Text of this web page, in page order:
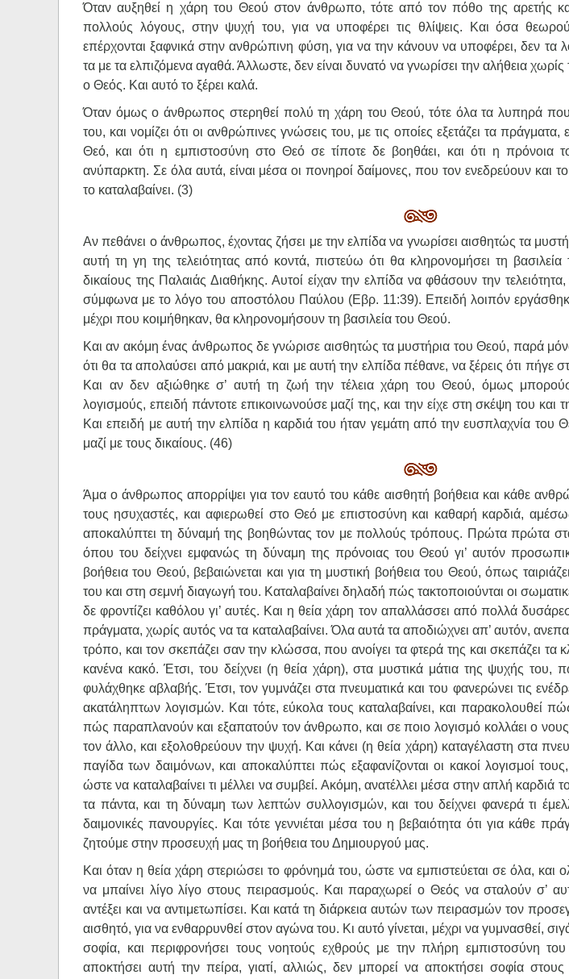
Όταν αυξηθεί η χάρη του Θεού στον άνθρωπο, τότε από τον πόθο της αρετής
πολλούς λόγους, στην ψυχή του, για να υποφέρει τις θλίψεις. Και όσα
επέρχονται ξαφνικά στην ανθρώπινη φύση, για να την κάνουν να υποφέρει, δεν τα
τα με τα ελπιζόμενα αγαθά. Άλλωστε, δεν είναι δυνατό να γνωρίσει την αλήθεια
ο Θεός. Και αυτό το ξέρει καλά.
Όταν όμως ο άνθρωπος στερηθεί πολύ τη χάρη του Θεού, τότε όλα τα λυπηρά
του, και νομίζει ότι οι ανθρώπινες γνώσεις του, με τις οποίες εξετάζει τα
Θεό, και ότι η εμπιστοσύνη στο Θεό σε τίποτε δε βοηθάει, και ότι η πρόνοια
ανύπαρκτη. Σε όλα αυτά, είναι μέσα οι πονηροί δαίμονες, που τον ενεδρεύουν και
το καταλαβαίνει. (3)
Αν πεθάνει ο άνθρωπος, έχοντας ζήσει με την ελπίδα να γνωρίσει αισθητώς τα
αυτή τη γη της τελειότητας από κοντά, πιστεύω ότι θα κληρονομήσει τη
δικαίους της Παλαιάς Διαθήκης. Αυτοί είχαν την ελπίδα να φθάσουν την
σύμφωνα με το λόγο του αποστόλου Παύλου (Εβρ. 11:39). Επειδή λοιπόν
μέχρι που κοιμήθηκαν, θα κληρονομήσουν τη βασιλεία του Θεού.
Και αν ακόμη ένας άνθρωπος δε γνώρισε αισθητώς τα μυστήρια του Θεού, παρά
ότι θα τα απολαύσει από μακριά, και με αυτή την ελπίδα πέθανε, να ξέρεις ότι
Και αν δεν αξιώθηκε σ’ αυτή τη ζωή την τέλεια χάρη του Θεού, όμως
λογισμούς, επειδή πάντοτε επικοινωνούσε μαζί της, και την είχε στη σκέψη του και
Και επειδή με αυτή την ελπίδα η καρδιά του ήταν γεμάτη από την ευσπλαχνία του
μαζί με τους δικαίους. (46)
Άμα ο άνθρωπος απορρίψει για τον εαυτό του κάθε αισθητή βοήθεια και κάθε
τους ησυχαστές, και αφιερωθεί στο Θεό με επιστοσύνη και καθαρή καρδιά,
αποκαλύπτει τη δύναμή της βοηθώντας τον με πολλούς τρόπους. Πρώτα πρώτα
όπου του δείχνει εμφανώς τη δύναμη της πρόνοιας του Θεού γι’ αυτόν
βοήθεια του Θεού, βεβαιώνεται και για τη μυστική βοήθεια του Θεού, όπως
του και στη σεμνή διαγωγή του. Καταλαβαίνει δηλαδή πώς τακτοποιούνται οι
δε φροντίζει καθόλου γι’ αυτές. Και η θεία χάρη τον απαλλάσσει από πολλά
πράγματα, χωρίς αυτός να τα καταλαβαίνει. Όλα αυτά τα αποδιώχνει απ’ αυτόν,
τρόπο, και τον σκεπάζει σαν την κλώσσα, που ανοίγει τα φτερά της και σκεπάζει
κανένα κακό. Έτσι, του δείχνει (η θεία χάρη), στα μυστικά μάτια της ψυχής του,
φυλάχθηκε αβλαβής. Έτσι, τον γυμνάζει στα πνευματικά και του φανερώνει τις
ακατάληπτων λογισμών. Και τότε, εύκολα τους καταλαβαίνει, και παρακολουθεί
πώς παραπλανούν και εξαπατούν τον άνθρωπο, και σε ποιο λογισμό κολλάει ο
τον άλλο, και εξολοθρεύουν την ψυχή. Και κάνει (η θεία χάρη) καταγέλαστη στα
παγίδα των δαιμόνων, και αποκαλύπτει πώς εξαφανίζονται οι κακοί λογισμοί
ώστε να καταλαβαίνει τι μέλλει να συμβεί. Ακόμη, ανατέλλει μέσα στην απλή καρδιά
τα πάντα, και τη δύναμη των λεπτών συλλογισμών, και του δείχνει φανερά τι
δαιμονικές πανουργίες. Και τότε γεννιέται μέσα του η βεβαιότητα ότι για κάθε
ζητούμε στην προσευχή μας τη βοήθεια του Δημιουργού μας.
Και όταν η θεία χάρη στεριώσει το φρόνημά του, ώστε να εμπιστεύεται σε όλα, και
να μπαίνει λίγο λίγο στους πειρασμούς. Και παραχωρεί ο Θεός να σταλούν σ’
αντέξει και να αντιμετωπίσει. Και κατά τη διάρκεια αυτών των πειρασμών τον
αισθητό, για να ενθαρρυνθεί στον αγώνα του. Κι αυτό γίνεται, μέχρι να γυμνασθεί,
σοφία, και περιφρονήσει τους νοητούς εχθρούς με την πλήρη εμπιστοσύνη
αποκτήσει αυτή την πείρα, γιατί, αλλιώς, δεν μπορεί να αποκτήσει σοφία